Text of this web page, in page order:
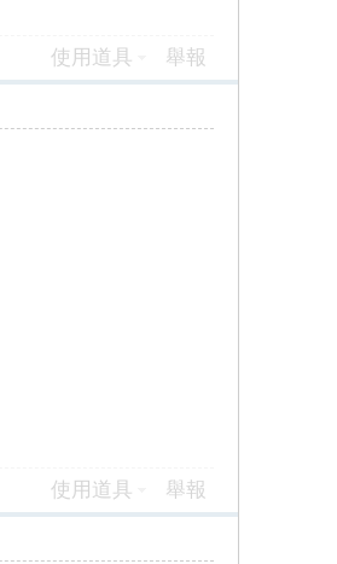
使用道具 舉報
使用道具 舉報